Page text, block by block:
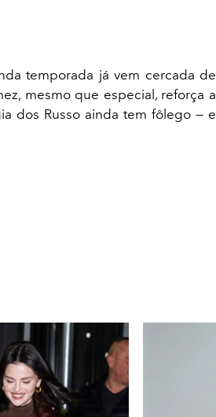
temporada já vem cercada de
mesmo que especial, reforça a
dos Russo ainda tem fôlego — e